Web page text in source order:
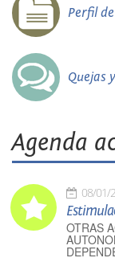
Perfil
Quejas
Agenda
08/01/
OTRAS